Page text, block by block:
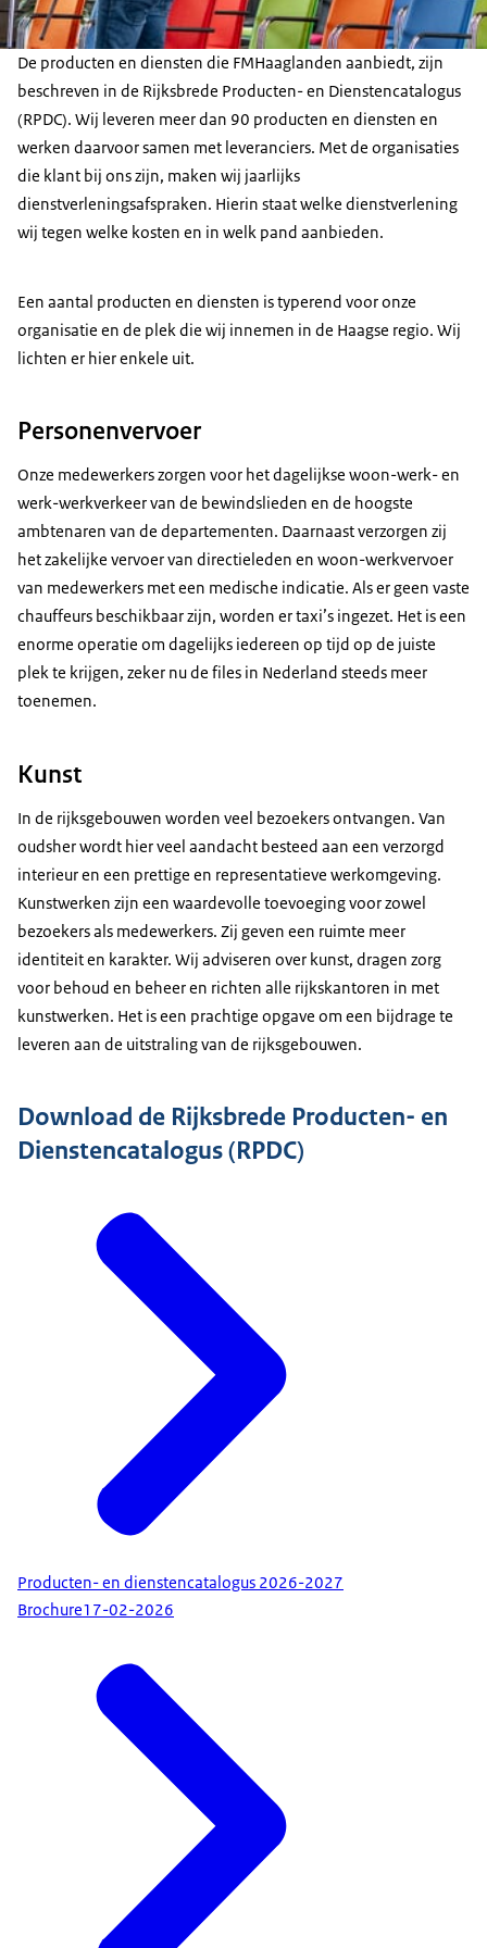
De producten en diensten die FMHaaglanden aanbiedt, zijn
beschreven in de Rijksbrede Producten- en Dienstencatalogus
(RPDC). Wij leveren meer dan 90 producten en diensten en
werken daarvoor samen met leveranciers. Met de organisaties
die klant bij ons zijn, maken wij jaarlijks
dienstverleningsafspraken. Hierin staat welke dienstverlening
wij tegen welke kosten en in welk pand aanbieden.
Een aantal producten en diensten is typerend voor onze
organisatie en de plek die wij innemen in de Haagse regio. Wij
lichten er hier enkele uit.
Personenvervoer
Onze medewerkers zorgen voor het dagelijkse woon-werk- en
werk-werkverkeer van de bewindslieden en de hoogste
ambtenaren van de departementen. Daarnaast verzorgen zij
het zakelijke vervoer van directieleden en woon-werkvervoer
van medewerkers met een medische indicatie. Als er geen vaste
chauffeurs beschikbaar zijn, worden er taxi’s ingezet. Het is een
enorme operatie om dagelijks iedereen op tijd op de juiste
plek te krijgen, zeker nu de files in Nederland steeds meer
toenemen.
Kunst
In de rijksgebouwen worden veel bezoekers ontvangen. Van
oudsher wordt hier veel aandacht besteed aan een verzorgd
interieur en een prettige en representatieve werkomgeving.
Kunstwerken zijn een waardevolle toevoeging voor zowel
bezoekers als medewerkers. Zij geven een ruimte meer
identiteit en karakter. Wij adviseren over kunst, dragen zorg
voor behoud en beheer en richten alle rijkskantoren in met
kunstwerken. Het is een prachtige opgave om een bijdrage te
leveren aan de uitstraling van de rijksgebouwen.
Download de Rijksbrede Producten- en
Dienstencatalogus (RPDC)
Producten- en dienstencatalogus 2026-2027
Brochure17-02-2026